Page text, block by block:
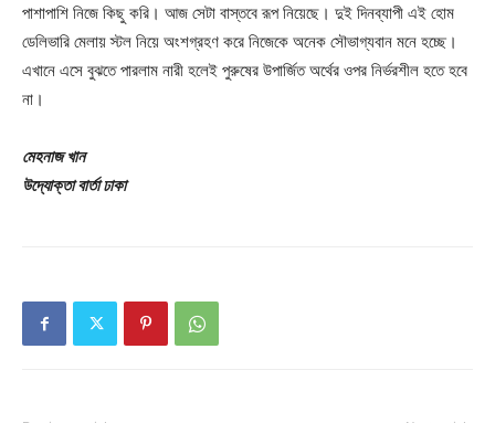
পাশাপাশি নিজে কিছু করি। আজ সেটা বাস্তবে রূপ নিয়েছে। দুই দিনব্যাপী এই হোম
ডেলিভারি মেলায় স্টল নিয়ে অংশগ্রহণ করে নিজেকে অনেক সৌভাগ্যবান মনে হচ্ছে।
এখানে এসে বুঝতে পারলাম নারী হলেই পুরুষের উপার্জিত অর্থের ওপর নির্ভরশীল হতে হবে
না।
মেহনাজ খান
উদ্যোক্তা বার্তা ঢাকা